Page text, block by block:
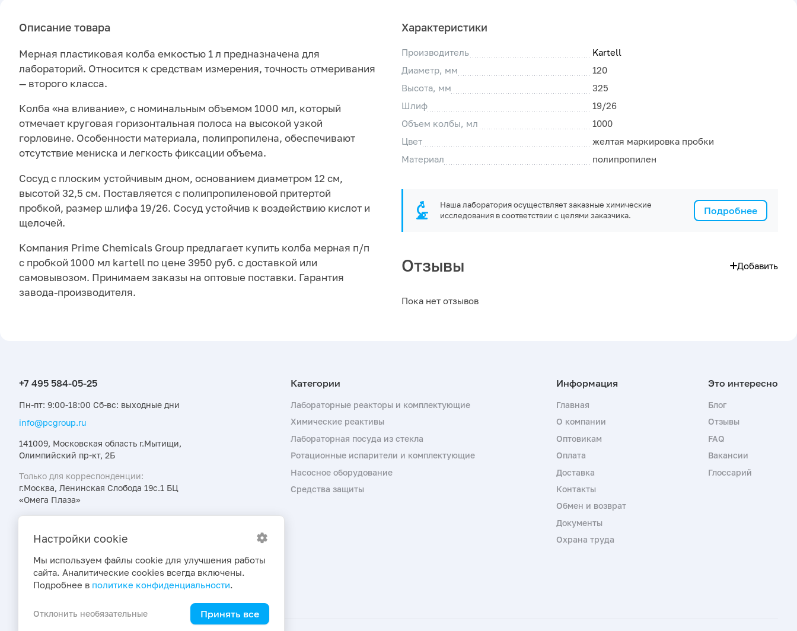
Описание товара
Мерная пластиковая колба емкостью 1 л предназначена для
лабораторий. Относится к средствам измерения, точность отмеривания
— второго класса.
Колба «на вливание», с номинальным объемом 1000 мл, который
отмечает круговая горизонтальная полоса на высокой узкой
горловине. Особенности материала, полипропилена, обеспечивают
отсутствие мениска и легкость фиксации объема.
Сосуд с плоским устойчивым дном, основанием диаметром 12 см,
высотой 32,5 см. Поставляется с полипропиленовой притертой
пробкой, размер шлифа 19/26. Сосуд устойчив к воздействию кислот и
щелочей.
Компания Prime Chemicals Group предлагает купить колба мерная п/п
с пробкой 1000 мл kartell по цене 3950 руб. с доставкой или
самовывозом. Принимаем заказы на оптовые поставки. Гарантия
завода-производителя.
Характеристики
Производитель
Kartell
Диаметр, мм
120
Высота, мм
325
Шлиф
19/26
Объем колбы, мл
1000
Цвет
желтая маркировка пробки
Материал
полипропилен
Подробнее
Наша лаборатория осуществляет заказные химические
исследования в соответствии с целями заказчика.
Отзывы Добавить
Пока нет отзывов
Пн-пт: 9:00-18:00 Сб-вс: выходные дни
info@pcgroup.ru
141009, Московская область г.Мытищи,
Олимпийский пр-кт, 2Б
Только для корреспонденции:
г.Москва, Ленинская Слобода 19с.1 БЦ
«Омега Плаза»
акциях и новостях первыми
Лабораторные реакторы и комплектующие
Химические реактивы
Лабораторная посуда из стекла
Ротационные испарители и комплектующие
Насосное оборудование
Средства защиты
Главная
О компании
Оптовикам
Оплата
Доставка
Контакты
Обмен и возврат
Документы
Охрана труда
Блог
Отзывы
FAQ
Вакансии
Глоссарий
Настройки cookie
Мы используем файлы cookie для улучшения работы
сайта. Аналитические cookies всегда включены.
Подробнее в политике конфиденциальности.
Отклонить необязательные Принять все